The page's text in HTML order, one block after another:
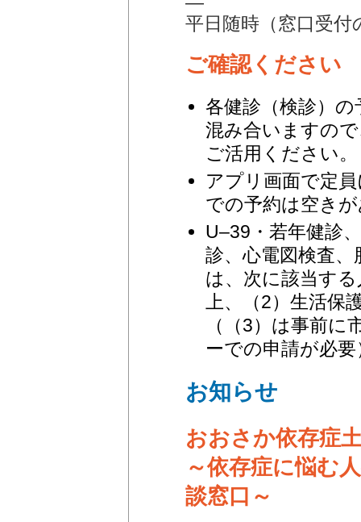
平日随時（窓口受付
ご確認ください
各健診（検診）
混み合いますの
ご活用ください。
アプリ画面で定
での予約は空き
U‒39・若年健診
診、心電図検査
は、次に該当す
上、（2）生活保
（（3）は事前
ーでの申請が必要
お知らせ
おおさか依存症
～依存症に悩む
談窓口～